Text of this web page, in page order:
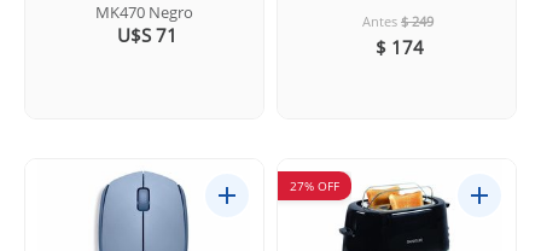
MK470 Negro
U$S 71
Antes $ 249
$ 174
27% OFF